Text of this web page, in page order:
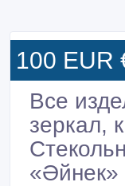
100 EUR
Все
зеркал,
«Әйнек»